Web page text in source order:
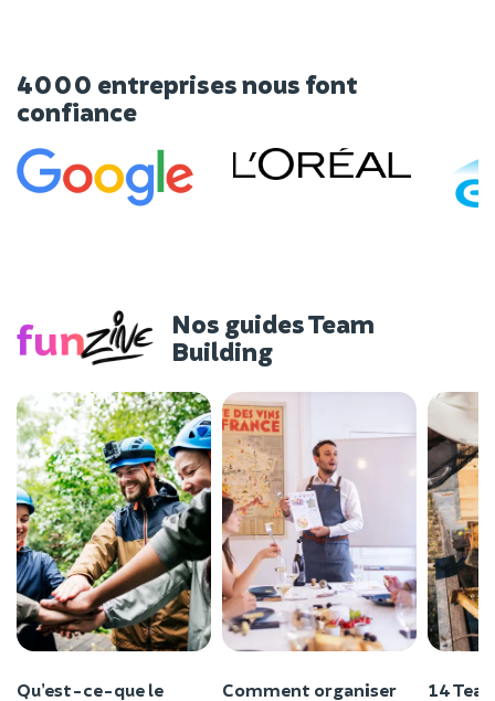
4000 entreprises nous font
confiance
Nos guides Team
Building
Qu’est-ce-que le
Comment organiser
14